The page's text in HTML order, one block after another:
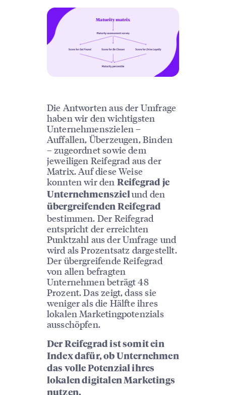
Die Antworten aus der Umfrage
haben wir den wichtigsten
Unternehmenszielen –
Auffallen, Überzeugen, Binden
– zugeordnet sowie dem
jeweiligen Reifegrad aus der
Matrix. Auf diese Weise
konnten wir den Reifegrad je
Unternehmenszielund den
übergreifenden Reifegrad
bestimmen. Der Reifegrad
entspricht der erreichten
Punktzahl aus der Umfrage und
wird als Prozentsatz dargestellt.
Der übergreifende Reifegrad
von allen befragten
Unternehmen beträgt 48
Prozent. Das zeigt, dass sie
weniger als die Hälfte ihres
lokalen Marketingpotenzials
ausschöpfen.
Der Reifegrad ist somit ein
Index dafür, ob Unternehmen
das volle Potenzial ihres
lokalen digitalen Marketings
nutzen.